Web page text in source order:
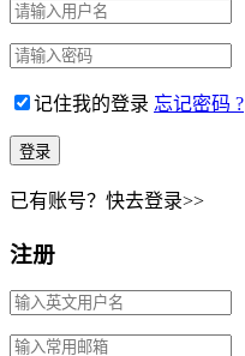
记住我的登录 忘记密码 ?
已有账号？快去登录>>
注册